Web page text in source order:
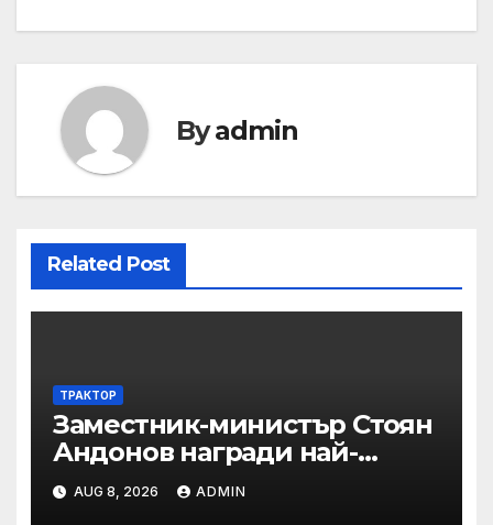
Byadmin
Related Post
ТРАКТОР
Заместник-министър Стоян
Андонов награди най-
заслужилите спортисти на
ОСК “Левски”
AUG 8, 2026 ADMIN